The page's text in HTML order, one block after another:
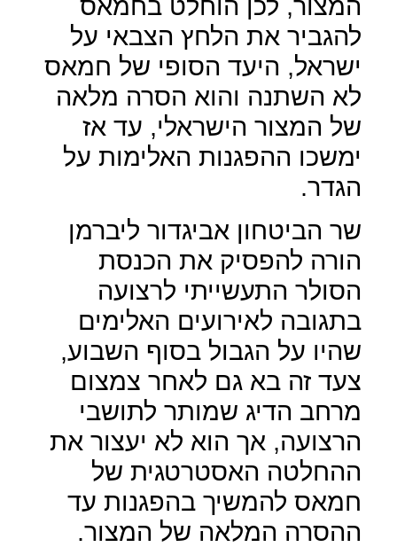
המצור, לכן הוחלט בחמאס
להגביר את הלחץ הצבאי על
ישראל, היעד הסופי של חמאס
לא השתנה והוא הסרה מלאה
של המצור הישראלי, עד אז
ימשכו ההפגנות האלימות על
הגדר.
שר הביטחון אביגדור ליברמן
הורה להפסיק את הכנסת
הסולר התעשייתי לרצועה
בתגובה לאירועים האלימים
שהיו על הגבול בסוף השבוע,
צעד זה בא גם לאחר צמצום
מרחב הדיג שמותר לתושבי
הרצועה, אך הוא לא יעצור את
ההחלטה האסטרטגית של
חמאס להמשיך בהפגנות עד
ההסרה המלאה של המצור.